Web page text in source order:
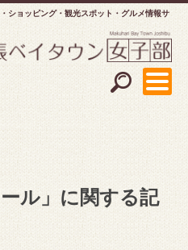
ショッピング
観光スポット・グルメ情報サ
ル」に関する記